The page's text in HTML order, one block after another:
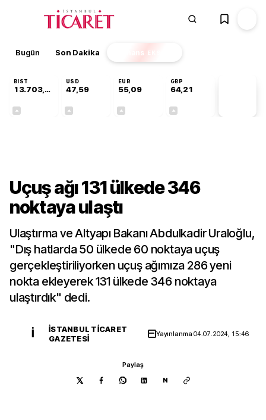
Bugün Son Dakika Finans EKSTRA
BIST
13.703,13
USD
47,59
EUR
55,09
GBP
64,21
Uçuş ağı 131 ülkede 346
noktaya ulaştı
Ulaştırma ve Altyapı Bakanı Abdulkadir Uraloğlu,
"Dış hatlarda 50 ülkede 60 noktaya uçuş
gerçekleştiriliyorken uçuş ağımıza 286 yeni
nokta ekleyerek 131 ülkede 346 noktaya
ulaştırdık" dedi.
İ
İSTANBUL TICARET
GAZETESI
Yayınlanma04.07.2024, 15:46
Paylaş
N